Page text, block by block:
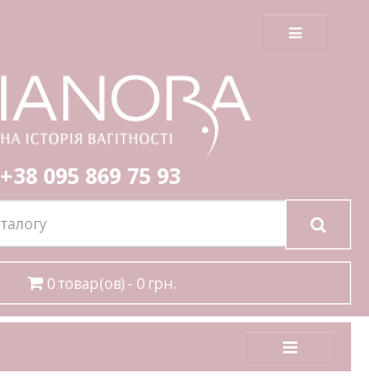
≡
+38 095 869 75 93
0 товар(ов) - 0 грн.